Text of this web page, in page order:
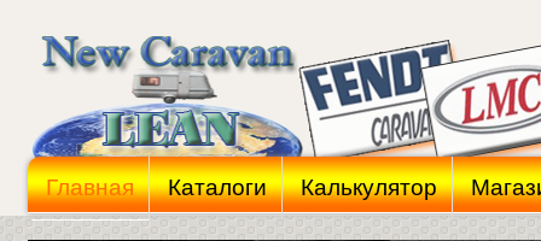
Главная Каталоги Калькулятор